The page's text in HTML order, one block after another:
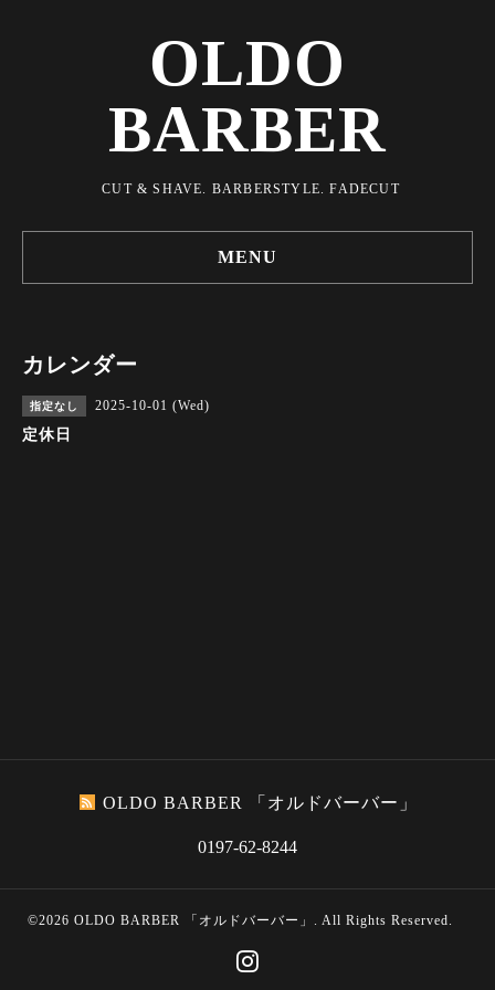
OLDO
BARBER
CUT & SHAVE. BARBERSTYLE. FADECUT
MENU
カレンダー
指定なし 2025-10-01 (Wed)
定休日
OLDO BARBER 「オルドバーバー」
0197-62-8244
©2026 OLDO BARBER 「オルドバーバー」 . All Rights Reserved.